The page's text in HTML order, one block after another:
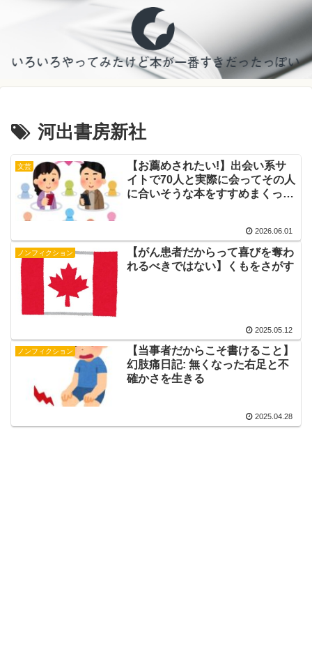
河出書房新社
文芸
【お薦めされたい!】出会い系サ
イトで70人と実際に会ってその人
に合いそうな本をすすめまくった
2026.06.01
ノンフィクション
【がん患者だからって喜びを奪わ
れるべきではない】くもをさがす
2025.05.12
ノンフィクション
【当事者だからこそ書けること】
幻肢痛日記: 無くなった右足と不
確かさを生きる
2025.04.28